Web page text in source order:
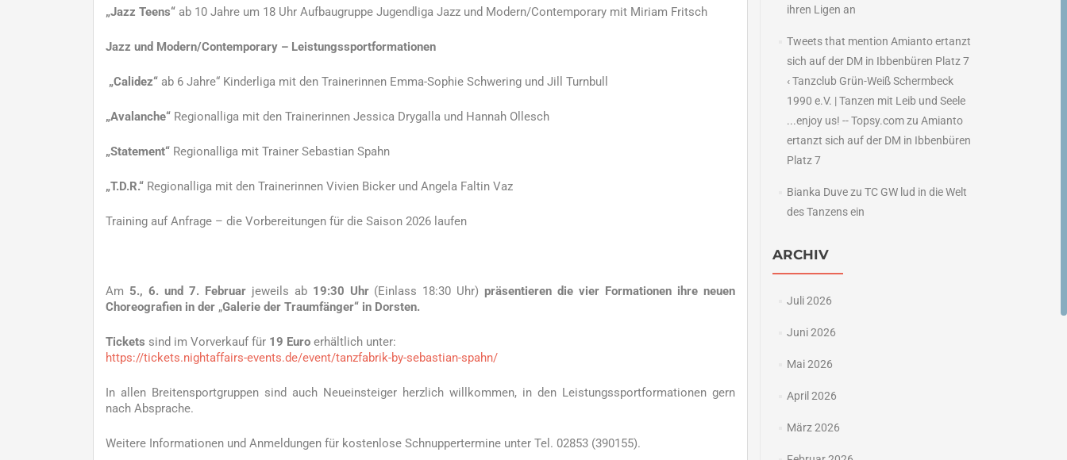
„Jazz Teens“ ab 10 Jahre um 18 Uhr Aufbaugruppe Jugendliga Jazz und Modern/Contemporary mit Miriam Fritsch
Jazz und Modern/Contemporary – Leistungssportformationen
„Calidez“ ab 6 Jahre“ Kinderliga mit den Trainerinnen Emma-Sophie Schwering und Jill Turnbull
„Avalanche“ Regionalliga mit den Trainerinnen Jessica Drygalla und Hannah Ollesch
„Statement“ Regionalliga mit Trainer Sebastian Spahn
„T.D.R.“ Regionalliga mit den Trainerinnen Vivien Bicker und Angela Faltin Vaz
Training auf Anfrage – die Vorbereitungen für die Saison 2026 laufen
Am 5., 6. und 7. Februar jeweils ab 19:30 Uhr(Einlass 18:30 Uhr)präsentieren die vier Formationen ihre neuen
Choreografien in der „Galerie der Traumfänger“ in Dorsten.
Tickets sind im Vorverkauf für 19 Euro erhältlich unter:
https://tickets.nightaffairs-events.de/event/tanzfabrik-by-sebastian-spahn/
In allen Breitensportgruppen sind auch Neueinsteiger herzlich willkommen, in den Leistungssportformationen gern
nach Absprache.
Weitere Informationen und Anmeldungen für kostenlose Schnuppertermine unter Tel. 02853 (390155).
ihren Ligen an
Tweets that mention Amianto ertanzt
sich auf der DM in Ibbenbüren Platz 7
‹ Tanzclub Grün-Weiß Schermbeck
1990 e.V. | Tanzen mit Leib und Seele
...enjoy us! -- Topsy.comzu Amianto
ertanzt sich auf der DM in Ibbenbüren
Platz 7
Bianka Duvezu TC GW lud in die Welt
des Tanzens ein
ARCHIV
Juli 2026
Juni 2026
Mai 2026
April 2026
März 2026